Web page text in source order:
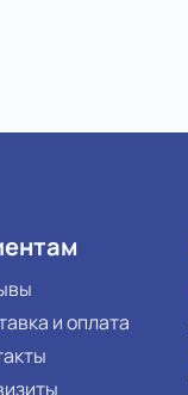
и оплата